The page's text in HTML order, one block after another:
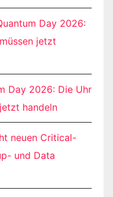
Day 2026:
jetzt
Day 2026: Die Uhr
handeln
neuen Critical-
und Data